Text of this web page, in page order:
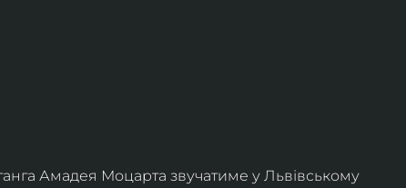
Амадея Моцарта звучатиме у Львівському